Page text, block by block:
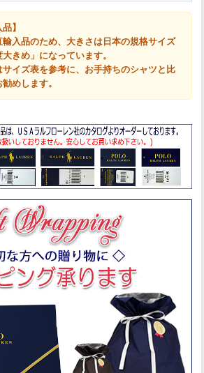
】
入品のため、大きさは日本の規格サイズ
きめ」になっています。
イズ表を参考に、お手持ちのシャツと比
めします。